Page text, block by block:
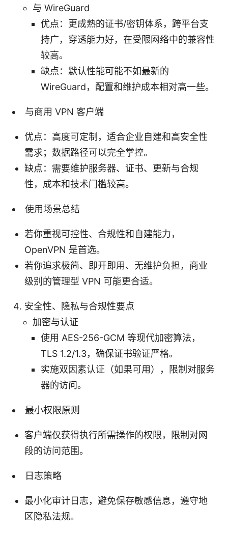
与 WireGuard
优点：更成熟的证书/密钥体系，跨平台支
持广，穿透能力好，在受限网络中的兼容性
较高。
缺点：默认性能可能不如最新的
WireGuard，配置和维护成本相对高一些。
与商用 VPN 客户端
优点：高度可定制，适合企业自建和高安全性
需求；数据路径可以完全掌控。
缺点：需要维护服务器、证书、更新与合规
性，成本和技术门槛较高。
使用场景总结
若你重视可控性、合规性和自建能力，
OpenVPN 是首选。
若你追求极简、即开即用、无维护负担，商业
级别的管理型 VPN 可能更合适。
安全性、隐私与合规性要点
加密与认证
使用 AES-256-GCM 等现代加密算法，
TLS 1.2/1.3，确保证书验证严格。
实施双因素认证（如果可用），限制对服务
器的访问。
最小权限原则
客户端仅获得执行所需操作的权限，限制对网
段的访问范围。
日志策略
最小化审计日志，避免保存敏感信息，遵守地
区隐私法规。